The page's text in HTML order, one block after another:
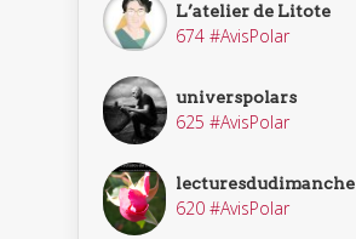
L’atelier de Litote
674 #AvisPolar
universpolars
625 #AvisPolar
lecturesdudimanche
620 #AvisPolar